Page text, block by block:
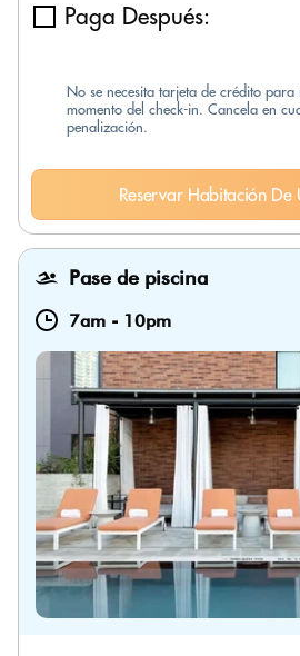
Paga Después:
No se necesita tarjeta de crédito
momento del check-in. Cancela en
penalización.
Reservar Habitación De
Pase de piscina
7am - 10pm